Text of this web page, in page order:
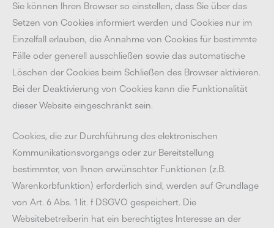
Sie können Ihren Browser so einstellen, dass Sie über das
Setzen von Cookies informiert werden und Cookies nur im
Einzelfall erlauben, die Annahme von Cookies für bestimmte
Fälle oder generell ausschließen sowie das automatische
Löschen der Cookies beim Schließen des Browser aktivieren.
Bei der Deaktivierung von Cookies kann die Funktionalität
dieser Website eingeschränkt sein.
Cookies, die zur Durchführung des elektronischen
Kommunikationsvorgangs oder zur Bereitstellung
bestimmter, von Ihnen erwünschter Funktionen (z.B.
Warenkorbfunktion) erforderlich sind, werden auf Grundlage
von Art. 6 Abs. 1 lit. f DSGVO gespeichert. Die
Websitebetreiberin hat ein berechtigtes Interesse an der